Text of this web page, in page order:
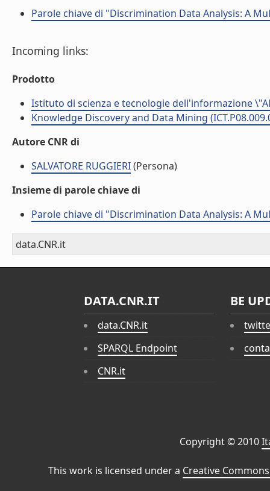
Parole chiave di "Discrimination Data Analysis: A
Incoming links:
Prodotto
Istituto di scienza e tecnologie dell'informazione
Knowledge Discovery and Data Mining
Autore CNR di
SALVATORE RUGGIERI(Persona)
Insieme di parole chiave di
Parole chiave di "Discrimination Data Analysis: A
data.CNR.it
DATA.CNR.IT
data.CNR.it
SPARQL Endpoint
CNR.it
BE
Copyright © 2010
This work is licensed under a Creative